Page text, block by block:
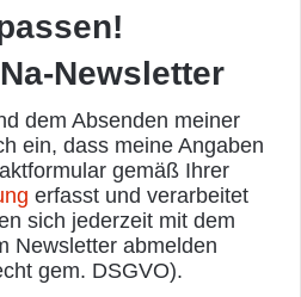
Newsletter
dem Absenden meiner
ein, dass meine Angaben
gemäß Ihrer
erfasst und verarbeitet
sich jederzeit mit dem
Newsletter abmelden
gem. DSGVO).